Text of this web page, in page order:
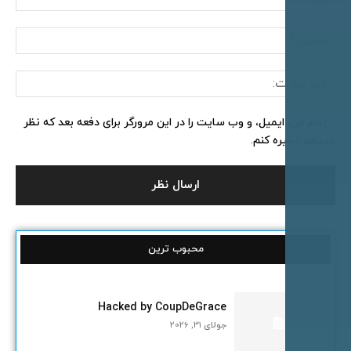
سایت:
من، ایمیل، و وب سایت را در این مرورگر برای دفعه بعد که نظر
ذخیره کنم.
محبوب ترین
Hacked by CoupDeGrace